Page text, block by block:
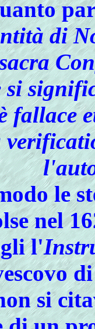
di
fallace
le
nel
l'
si